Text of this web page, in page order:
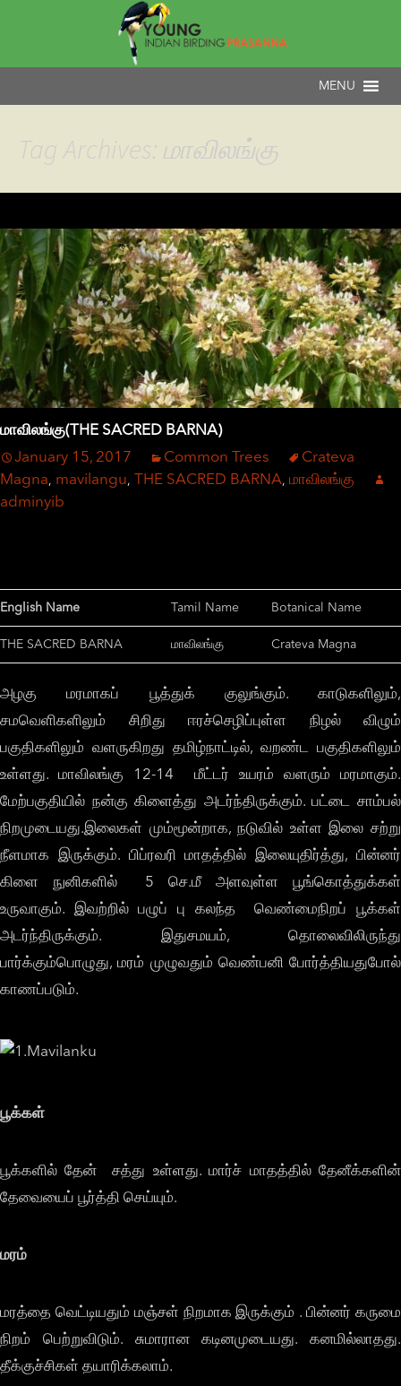
Tag Archives: மாவிலங்கு
மாவிலங்கு(THE SACRED BARNA)
January 15, 2017
Common Trees
Crateva
Magna, mavilangu, THE SACRED BARNA, மாவிலங்கு
adminyib
English Name Tamil Name Botanical Name
THE SACRED BARNA மாவிலங்கு Crateva Magna
அழகு மரமாகப் பூத்துக் குலுங்கும். காடுகளிலும்,
சமவெளிகளிலும் சிறிது ஈரச்செழிப்புள்ள நிழல் விழும்
பகுதிகளிலும் வளருகிறது தமிழ்நாட்டில், வறண்ட பகுதிகளிலும்
உள்ளது. மாவிலங்கு 12-14 மீட்டர் உயரம் வளரும் மரமாகும்.
மேற்பகுதியில் நன்கு கிளைத்து அடர்ந்திருக்கும். பட்டை சாம்பல்
நிறமுடையது.இலைகள் மும்மூன்றாக, நடுவில் உள்ள இலை சற்று
நீளமாக இருக்கும். பிப்ரவரி மாதத்தில் இலையுதிர்த்து, பின்னர்
கிளை நுனிகளில் 5 செ.மீ அளவுள்ள பூங்கொத்துக்கள்
உருவாகும். இவற்றில் பழுப் பு கலந்த வெண்மைநிறப் பூக்கள்
அடர்ந்திருக்கும். இதுசமயம், தொலைவிலிருந்து
பார்க்கும்பொழுது, மரம் முழுவதும் வெண்பனி போர்த்தியதுபோல்
காணப்படும்.
பூக்கள்
பூக்களில் தேன் சத்து உள்ளது. மார்ச் மாதத்தில் தேனீக்களின்
தேவையைப் பூர்த்தி செய்யும்.
மரம்
மரத்தை வெட்டியதும் மஞ்சள் நிறமாக இருக்கும் . பின்னர் கருமை
நிறம் பெற்றுவிடும். சுமாரான கடினமுடையது. கனமில்லாதது.
தீக்குச்சிகள் தயாரிக்கலாம்.